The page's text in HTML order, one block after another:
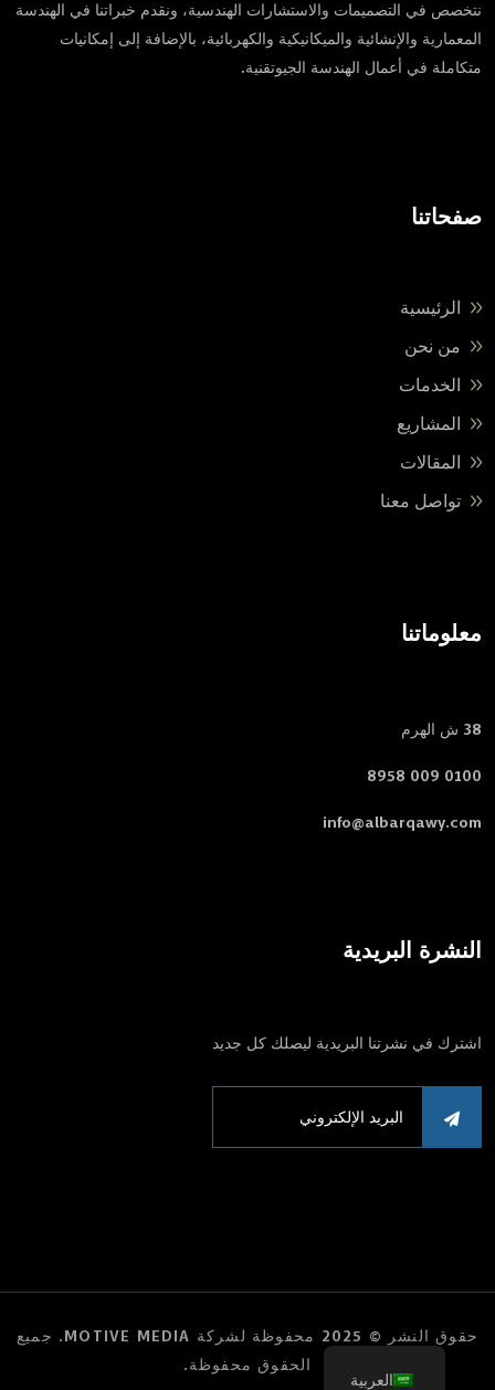
نتخصص في التصميمات والاستشارات الهندسية، ونقدم خبراتنا في الهندسة
المعمارية والإنشائية والميكانيكية والكهربائية، بالإضافة إلى إمكانيات
متكاملة في أعمال الهندسة الجيوتقنية.
صفحاتنا
الرئيسية
من نحن
الخدمات
المشاريع
المقالات
تواصل معنا
معلوماتنا
38 ش الهرم
0100 009 8958
info@albarqawy.com
النشرة البريدية
اشترك في نشرتنا البريدية ليصلك كل جديد
حقوق النشر © 2025 محفوظة لشركة MOTIVE MEDIA. جميع
الحقوق محفوظة.
العربية